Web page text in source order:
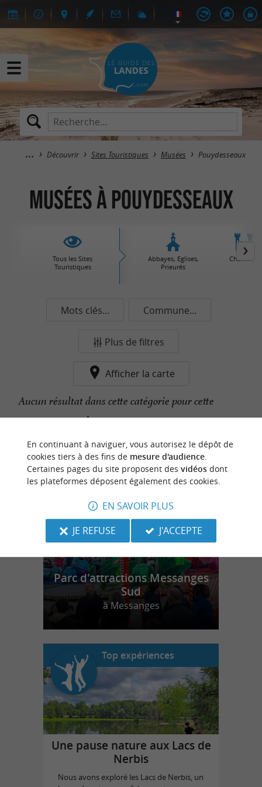
Découvrir Sites Touristiques Musées Pouydesseaux
Musées à Pouydesseaux
Tous les Sites
Touristiques
Abbayes, Eglises,
Prieurés
Châteaux
Mots clés... Commune...
Plus de filtres
Afficher la carte
Aucun résultat dans cette catégorie pour cette
commune pour le moment...
n
o
t
r
e
c
o
u
p
d
e
c
o
e
u
r
Parc d'attractions Messanges
Sud
à Messanges
Top expériences
Une pause nature aux Lacs de
Nerbis
Nous avons exploré les Lacs de Nerbis, un
En continuant à naviguer, vous autorisez le dépôt de
cookies tiers à des fins de mesure d'audience.
Certaines pages du site proposent des vidéosdont
les plateformes déposent également des cookies.
EN SAVOIR PLUS
JE REFUSE
J'ACCEPTE